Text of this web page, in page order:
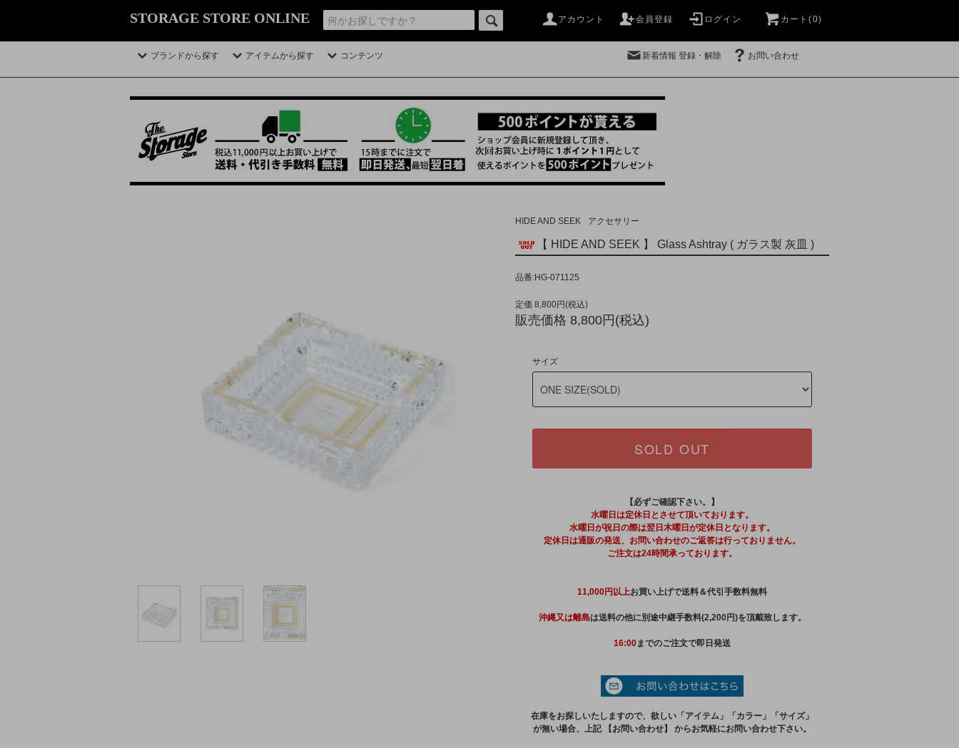
STORAGE STORE ONLINE アカウント 会員登録 ログイン カート(0)
ブランドから探す アイテムから探す コンテンツ 新着情報 登録・解除 お問い合わせ
HIDE AND SEEK アクセサリー
【 HIDE AND SEEK 】 Glass Ashtray ( ガラス製 灰皿 )
品番:HG-071125
定価 8,800円(税込)
販売価格 8,800円(税込)
サイズ
SOLD OUT
【必ずご確認下さい。】
水曜日は定休日とさせて頂いております。
水曜日が祝日の際は翌日木曜日が定休日となります。
定休日は通販の発送、お問い合わせのご返答は行っておりません。
ご注文は24時間承っております。
11,000円以上お買い上げで送料＆代引手数料無料
沖縄又は離島は送料の他に別途中継手数料(2,200円)を頂戴致します。
16:00までのご注文で即日発送
在庫をお探しいたしますので、欲しい「アイテム」「カラー」「サイズ」
が無い場合、上記 【お問い合わせ】 からお気軽にお問い合わせ下さい。